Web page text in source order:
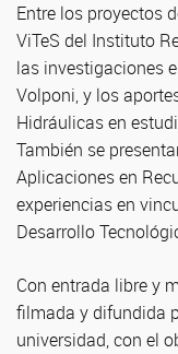
Entre los proyectos
ViTeS del Instituto
las investigaciones
Volponi, y los
Hidráulicas en
También se
Aplicaciones en
experiencias en
Desarrollo
Con entrada libre y
filmada y difundida
universidad, con el